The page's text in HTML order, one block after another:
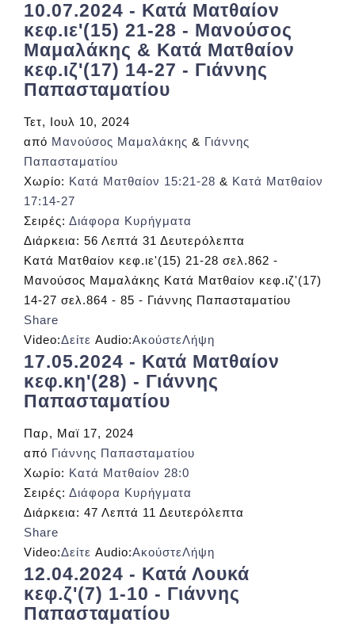
10.07.2024 - Κατά Ματθαίον
κεφ.ιε'(15) 21-28 - Μανούσος
Μαμαλάκης & Κατά Ματθαίον
κεφ.ιζ'(17) 14-27 - Γιάννης
Παπασταματίου
Τετ, Ιουλ 10, 2024
από Μανούσος Μαμαλάκης & Γιάννης
Παπασταματίου
Χωρίο: Κατά Ματθαίον 15:21-28 & Κατά Ματθαίον
17:14-27
Σειρές: Διάφορα Κυρήγματα
Διάρκεια: 56 Λεπτά 31 Δευτερόλεπτα
Κατά Ματθαίον κεφ.ιε'(15) 21-28 σελ.862 -
Μανούσος Μαμαλάκης Κατά Ματθαίον κεφ.ιζ'(17)
14-27 σελ.864 - 85 - Γιάννης Παπασταματίου
Share
Video:Δείτε Audio:ΑκούστεΛήψη
17.05.2024 - Κατά Ματθαίον
κεφ.κη'(28) - Γιάννης
Παπασταματίου
Παρ, Μαϊ 17, 2024
από Γιάννης Παπασταματίου
Χωρίο: Κατά Ματθαίον 28:0
Σειρές: Διάφορα Κυρήγματα
Διάρκεια: 47 Λεπτά 11 Δευτερόλεπτα
Share
Video:Δείτε Audio:ΑκούστεΛήψη
12.04.2024 - Κατά Λουκά
κεφ.ζ'(7) 1-10 - Γιάννης
Παπασταματίου